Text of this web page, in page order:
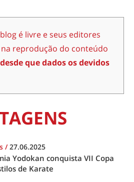
é livre e seus editores
reprodução do conteúdo
desde que dados os devidos
/27.06.2025
Yodokan conquista VII Copa
de Karate